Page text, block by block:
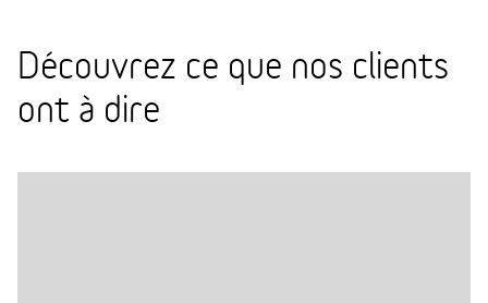
Découvrez ce que nos clients
ont à dire